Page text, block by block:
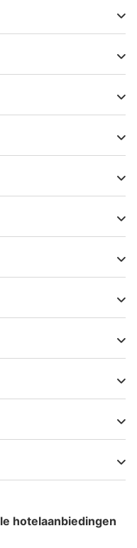
hotelaanbiedingen